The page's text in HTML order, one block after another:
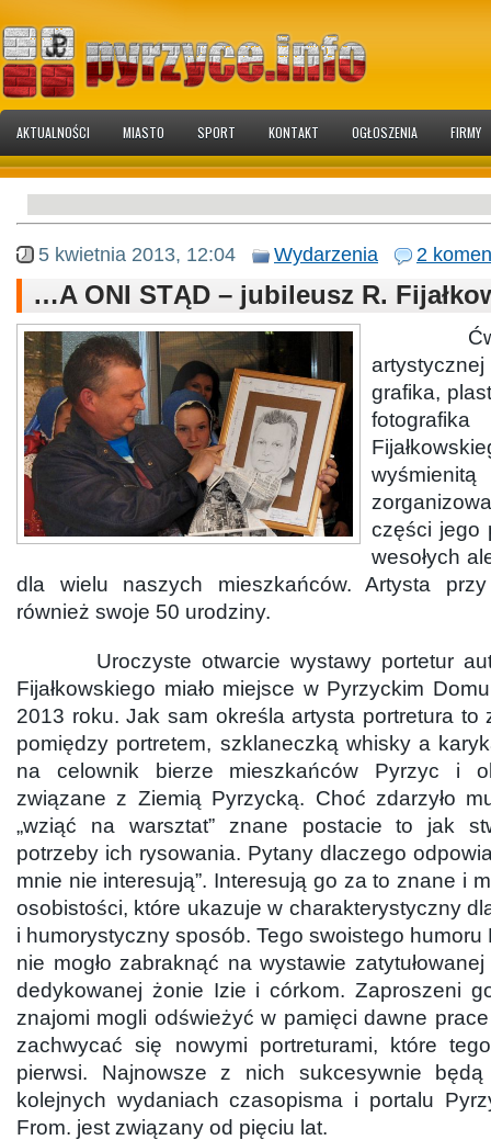
AKTUALNOŚCI MIASTO SPORT KONTAKT OGŁOSZENIA FIRMY
5 kwietnia 2013, 12:04 Wydarzenia 2
…A ONI STĄD – jubileusz R.
grafika,
fotografika
części jego
wesołych
dla wielu naszych mieszkańców. Artysta przy
również swoje 50 urodziny.
Uroczyste otwarcie wystawy portetur
Fijałkowskiego miało miejsce w Pyrzyckim
2013 roku. Jak sam określa artysta portretura to
pomiędzy portretem, szklaneczką whisky a
na celownik bierze mieszkańców Pyrzyc i
związane z Ziemią Pyrzycką. Choć zdarzyło
„wziąć na warsztat” znane postacie to jak
potrzeby ich rysowania. Pytany dlaczego
mnie nie interesują”. Interesują go za to znane i
osobistości, które ukazuje w charakterystyczny
i humorystyczny sposób. Tego swoistego humoru
nie mogło zabraknąć na wystawie
dedykowanej żonie Izie i córkom. Zaproszeni
znajomi mogli odświeżyć w pamięci dawne
zachwycać się nowymi portreturami, które
pierwsi. Najnowsze z nich sukcesywnie
kolejnych wydaniach czasopisma i portalu
From. jest związany od pięciu lat.